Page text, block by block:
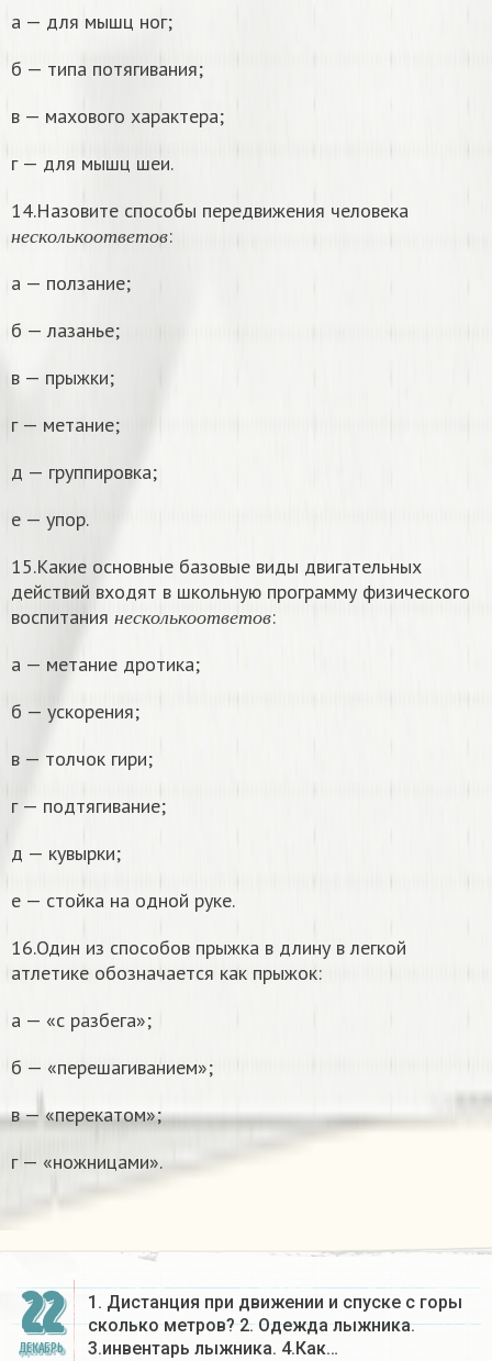
а — для мышц ног;
б — типа потягивания;
в — махового характера;
г — для мышц шеи.
14.Назовите способы передвижения человека
н е с к ол ьк о о т в е т о в
нес колько от ветов:
а — ползание;
б — лазанье;
в — прыжки;
г — метание;
д — группировка;
е — упор.
15.Какие основные базовые виды двигательных
действий входят в школьную программу физического
воспитания
н е с к ол ьк о о т в е т о в
неск ол ькоответо в:
а — метание дротика;
б — ускорения;
в — толчок гири;
г — подтягивание;
д — кувырки;
е — стойка на одной руке.
16.Один из способов прыжка в длину в легкой
атлетике обозначается как прыжок:
а — «с разбега»;
б — «перешагиванием»;
в — «перекатом»;
г — «ножницами».
22
ДЕКАБРЬ
1. Дистанция при движении и спуске с горы
сколько метров? 2. Одежда лыжника.
3.инвентарь лыжника. 4.Как…